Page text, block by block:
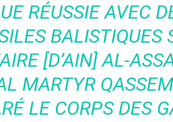
RÉUSSIE AVEC
BALISTIQUES
[D’AIN] AL-
MARTYR
LE CORPS DES